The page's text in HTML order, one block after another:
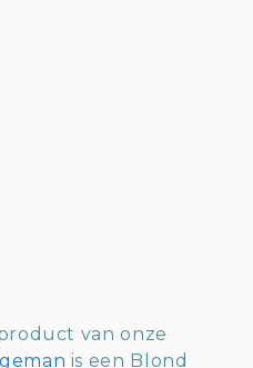
van onze
is een Blond